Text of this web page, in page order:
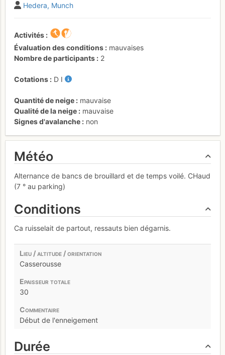
Hedera Munch
Activités
Évaluation des conditions
mauvaises
Nombre de participants
2
Cotations D I
Quantité de neige
mauvaise
Qualité de la neige
mauvaise
Signes d'avalanche
non
Météo
Alternance de bancs de brouillard et de temps voilé. CHaud
(7 ° au parking)
Conditions
Ca ruisselait de partout, ressauts bien dégarnis.
Casserousse
30
Début de l'enneigement
Durée